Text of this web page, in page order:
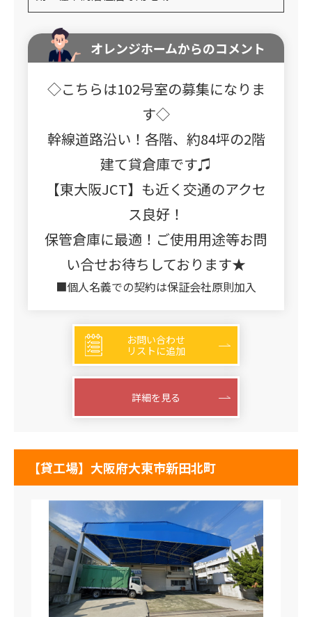
オレンジホームからのコメント
◇こちらは102号室の募集になりま
す◇
幹線道路沿い！各階、約84坪の2階
建て貸倉庫です♫
【東大阪JCT】も近く交通のアクセ
ス良好！
保管倉庫に最適！ご使用用途等お問
い合せお待ちしております★
■個人名義での契約は保証会社原則加入
お問い合わせ
リストに追加
詳細を見る
【貸工場】大阪府大東市新田北町